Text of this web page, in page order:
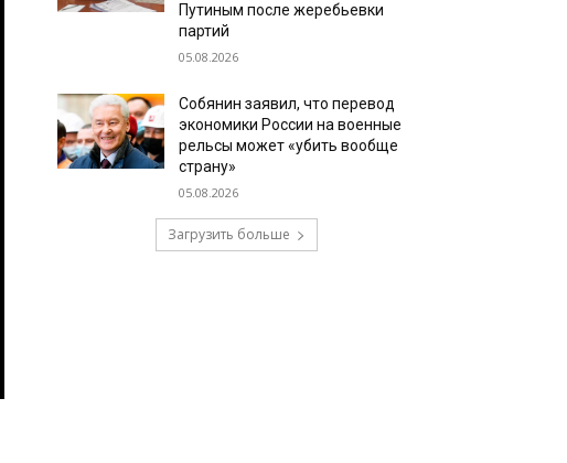
Путиным после жеребьевки
партий
05.08.2026
Собянин заявил, что перевод
экономики России на военные
рельсы может «убить вообще
страну»
05.08.2026
Загрузить больше